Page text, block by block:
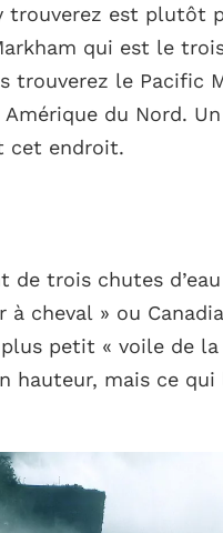
trouverez est plutôt
qui est le
trouverez le Pacific
du Nord. Un
cet endroit.
de trois chutes
à cheval » ou
petit « voile de
hauteur, mais ce qui